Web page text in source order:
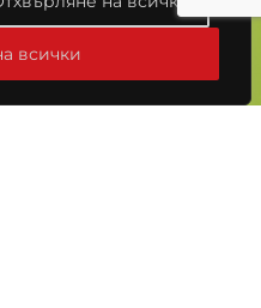
всички